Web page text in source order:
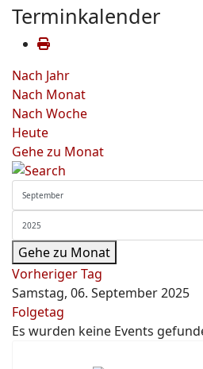
Terminkalender
Nach Jahr
Nach Monat
Nach Woche
Heute
Gehe zu Monat
Gehe zu Monat
Vorheriger Tag
Samstag, 06. September 2025
Folgetag
Es wurden keine Events